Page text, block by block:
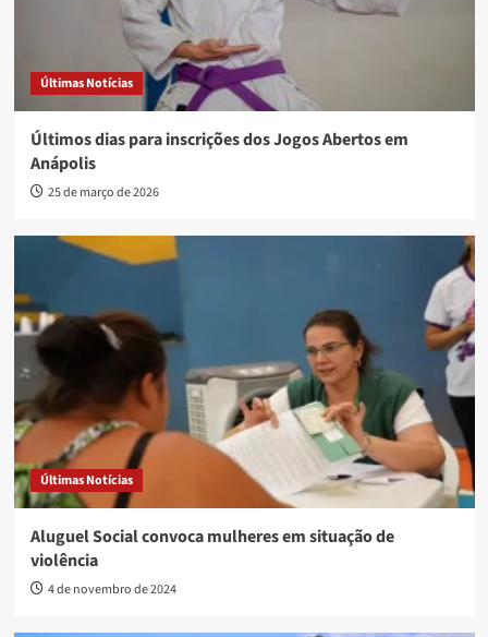
Últimas Notícias
Últimos dias para inscrições dos Jogos Abertos em
Anápolis
25 de março de 2026
Últimas Notícias
Aluguel Social convoca mulheres em situação de
violência
4 de novembro de 2024